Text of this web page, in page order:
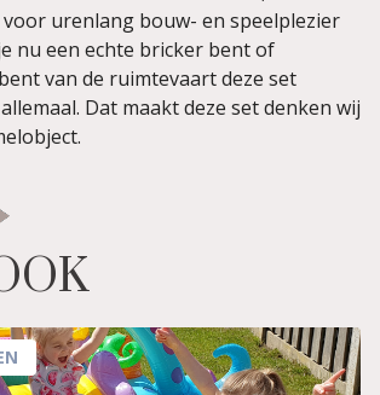
urenlang bouw- en speelplezier
nu een echte bricker bent of
van de ruimtevaart deze set
Dat maakt deze set denken wij